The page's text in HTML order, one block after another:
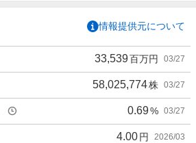
情報提供元について
33,539百万円 03/27
58,025,774株 03/27
0.69% 03/27
4.00円 2026/03